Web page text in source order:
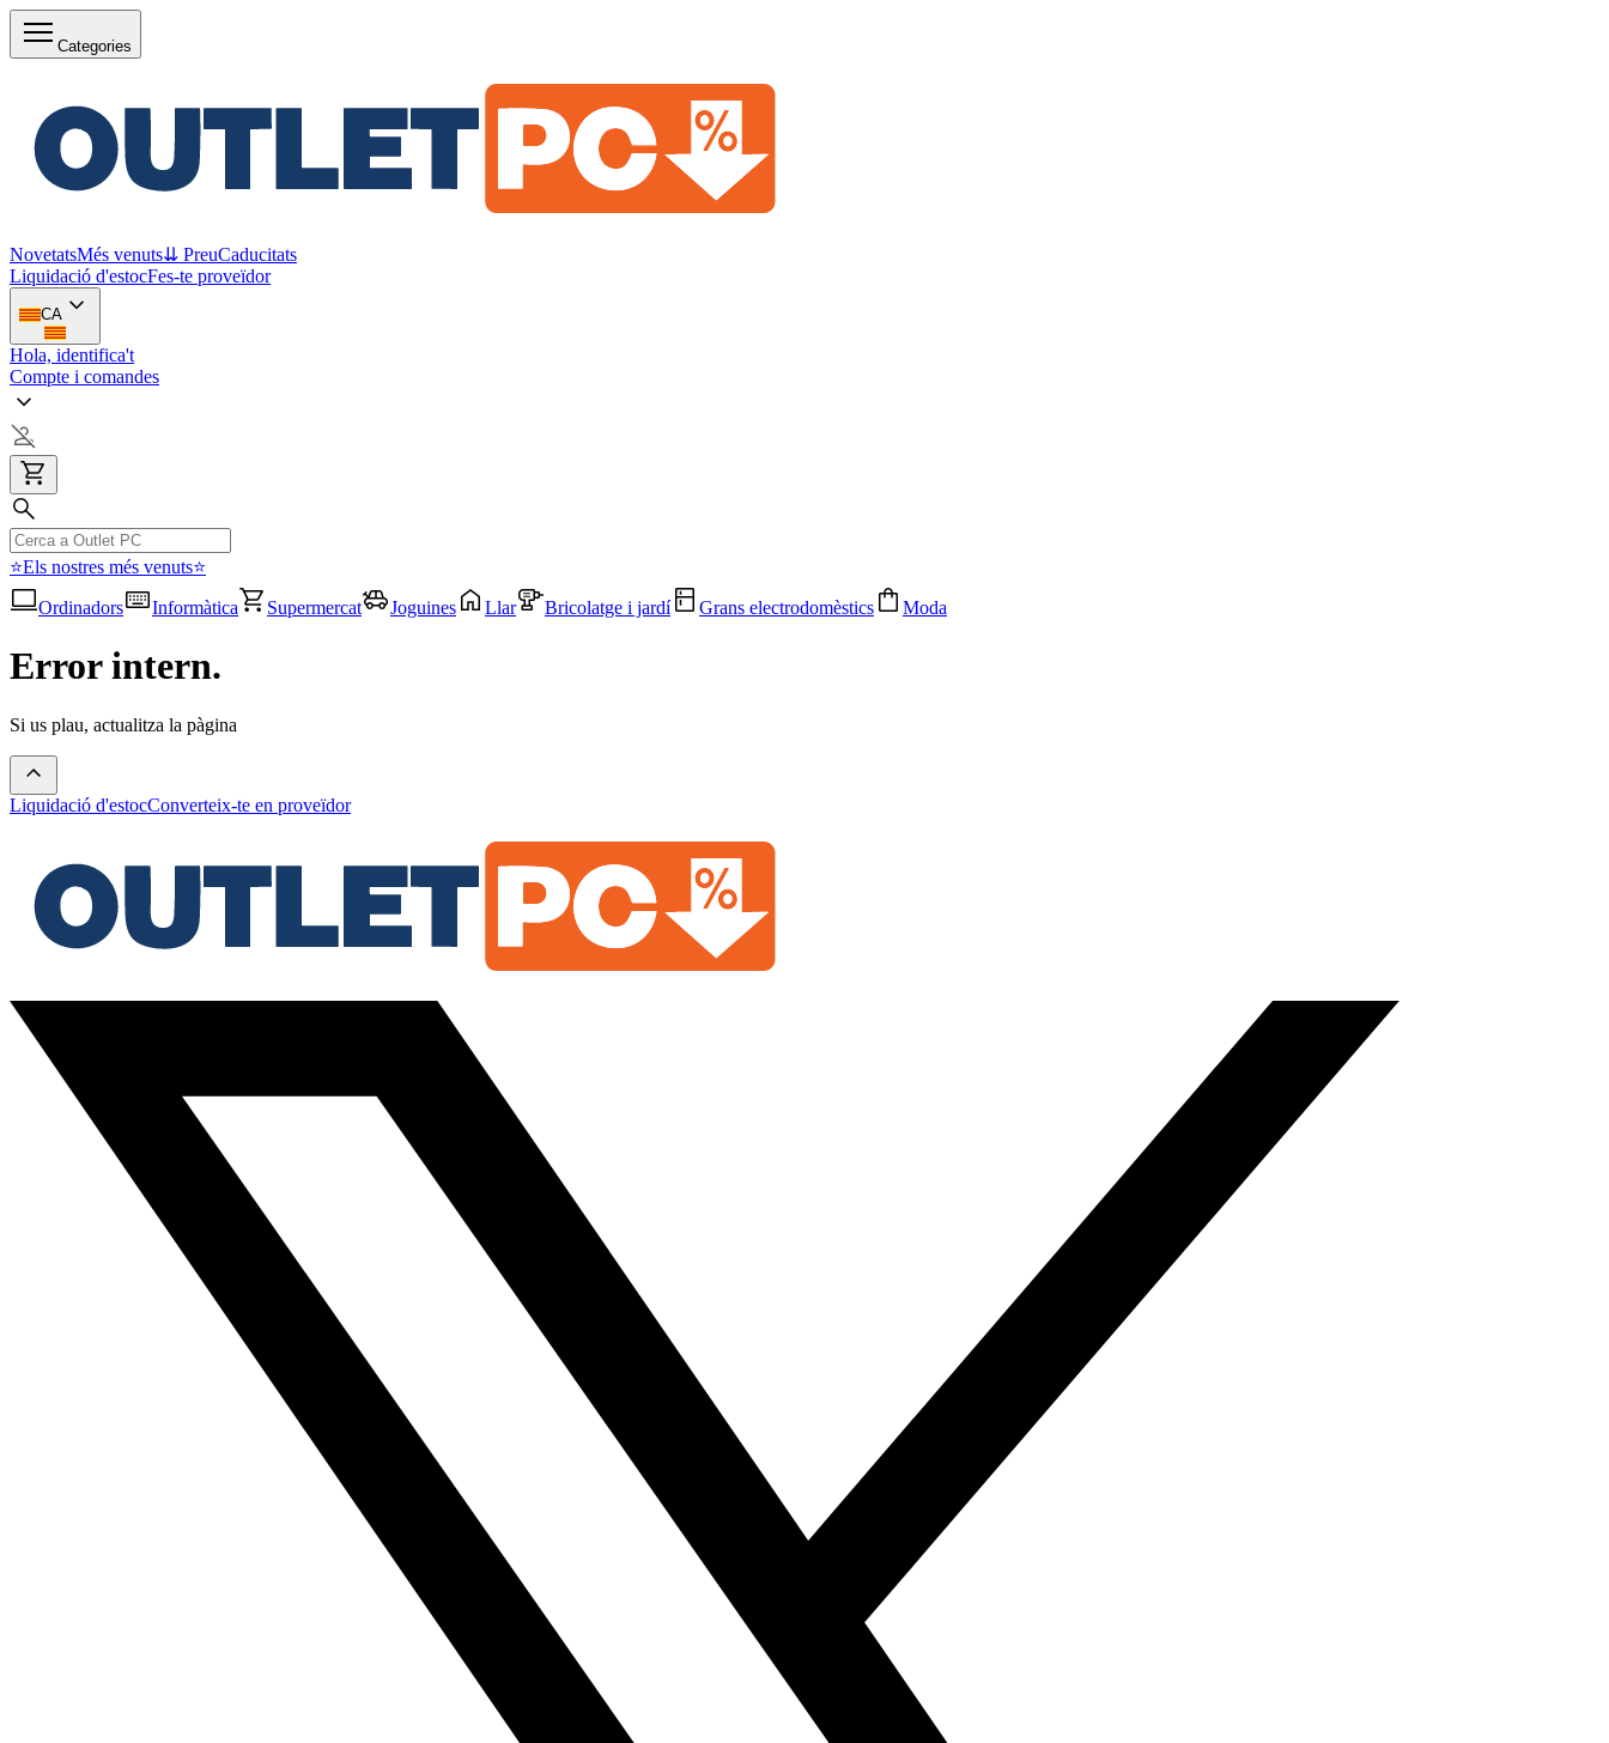
Categories
NovetatsMés venuts⇊ PreuCaducitats
Liquidació d'estocFes-te proveïdor
CA
Hola, identifica't
Compte i comandes
⭐Els nostres més venuts⭐
Ordinadors
Informàtica Supermercat Joguines Llar Bricolatge i jardí Grans electrodomèstics Moda
Error intern.
Si us plau, actualitza la pàgina
Liquidació d'estocConverteix-te en proveïdor